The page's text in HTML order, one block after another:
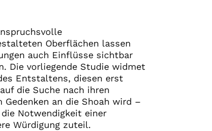
Oberflächen lassen
auch Einflüsse sichtbar
Die vorliegende Studie widmet
Entstaltens, diesen erst
die Suche nach ihren
an die Shoah wird –
Notwendigkeit einer
Würdigung zuteil.